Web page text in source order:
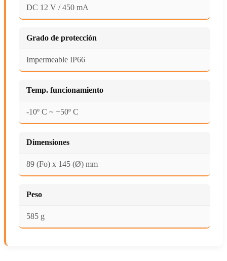
DC 12 V / 450 mA
Grado de protección
Impermeable IP66
Temp. funcionamiento
-10º C ~ +50º C
Dimensiones
89 (Fo) x 145 (Ø) mm
Peso
585 g